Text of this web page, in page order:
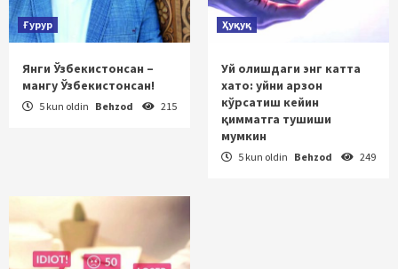
Ғурур
Янги Ўзбекистонсан –
мангу Ўзбекистонсан!
5 kun oldin Behzod 215
Ҳуқуқ
Уй олишдаги энг катта
хато: уйни арзон
кўрсатиш кейин
қимматга тушиши
мумкин
5 kun oldin Behzod 249